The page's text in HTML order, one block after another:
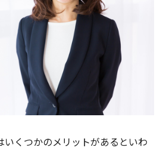
いくつかのメリットがあるといわ